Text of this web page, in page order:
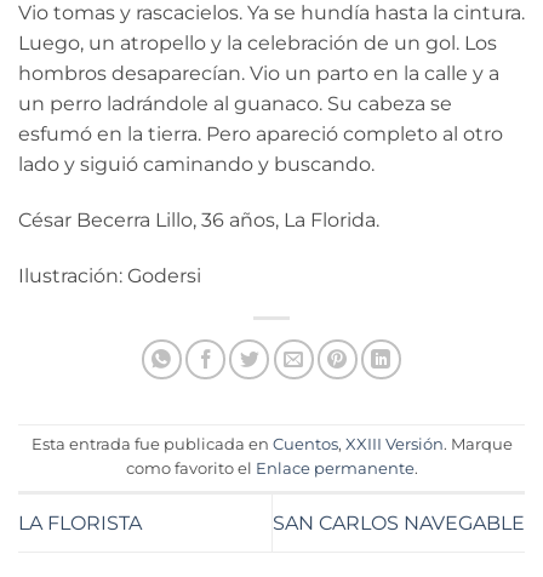
Vio tomas y rascacielos. Ya se hundía hasta la cintura.
Luego, un atropello y la celebración de un gol. Los
hombros desaparecían. Vio un parto en la calle y a
un perro ladrándole al guanaco. Su cabeza se
esfumó en la tierra. Pero apareció completo al otro
lado y siguió caminando y buscando.
César Becerra Lillo, 36 años, La Florida.
Ilustración: Godersi
Esta entrada fue publicada en Cuentos, XXIII Versión. Marque
como favorito el Enlace permanente.
LA FLORISTA SAN CARLOS NAVEGABLE